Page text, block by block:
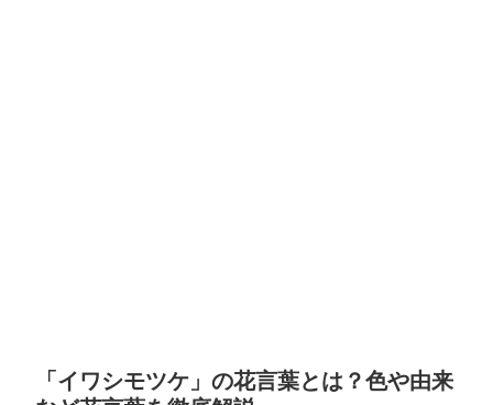
「イワシモツケ」の花言葉とは？色や由来